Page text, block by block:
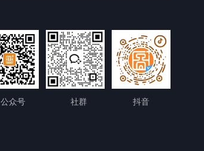
公众号
社群 抖音